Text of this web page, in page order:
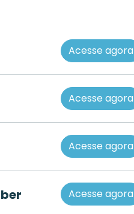
Acesse agora
Acesse agora
Acesse agora
Acesse agora